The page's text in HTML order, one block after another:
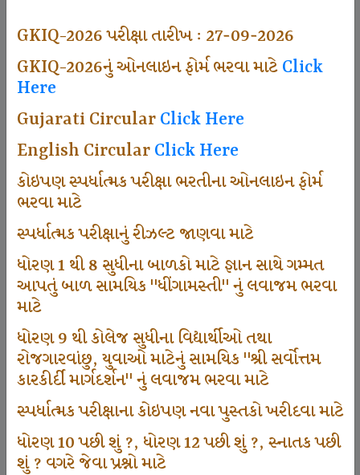
GKIQ-2026 પરીક્ષા તારીખ : 27-09-2026
GKIQ-2026નું ઓનલાઇન ફોર્મ ભરવા માટેClick
Here
Gujarati CircularClick Here
English CircularClick Here
કોઇપણ સ્પર્ધાત્મક પરીક્ષા ભરતીના ઓનલાઇન ફોર્મ
ભરવા માટે
સ્પર્ધાત્મક પરીક્ષાનું રીઝલ્ટ જાણવા માટે
ધોરણ 1 થી 8 સુધીના બાળકો માટે જ્ઞાન સાથે ગમ્મત
આપતું બાળ સામયિક "ધીંગામસ્તી" નું લવાજમ ભરવા
માટે
ધોરણ 9 થી કોલેજ સુધીના વિદ્યાર્થીઓ તથા
રોજગારવાંછુ, યુવાઓ માટેનું સામયિક "શ્રી સર્વોત્તમ
કારકીર્દી માર્ગદર્શન" નું લવાજમ ભરવા માટે
સ્પર્ધાત્મક પરીક્ષાના કોઇપણ નવા પુસ્તકો ખરીદવા માટે
ધોરણ 10 પછી શું ?, ધોરણ 12 પછી શું ?, સ્નાતક પછી
શું ? વગરે જેવા પ્રશ્નો માટે
497
666
Sarvottam Karkirdi Subscripton
1000
Participate School In GKIQ
125000